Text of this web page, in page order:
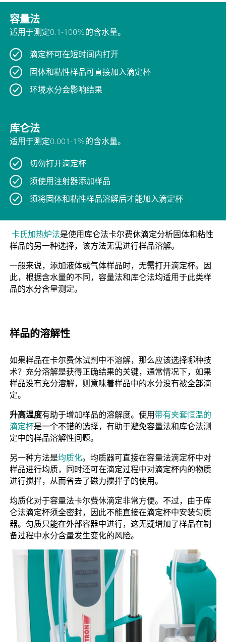
容量法
适用于测定0.1-100%的含水量。
滴定杯可在短时间内打开
固体和粘性样品可直接加入滴定杯
环境水分会影响结果
库仑法
适用于测定0.001-1%的含水量。
切勿打开滴定杯
须使用注射器添加样品
须将固体和粘性样品溶解后才能加入滴定杯
卡氏加热炉法是使用库仑法卡尔费休滴定分析固体和粘性
样品的另一种选择，该方法无需进行样品溶解。
一般来说，添加液体或气体样品时，无需打开滴定杯。因
此，根据含水量的不同，容量法和库仑法均适用于此类样
品的水分含量测定。
样品的溶解性
如果样品在卡尔费休试剂中不溶解，那么应该选择哪种技
术？充分溶解是获得正确结果的关键，通常情况下，如果
样品没有充分溶解，则意味着样品中的水分没有被全部滴
定。
升高温度有助于增加样品的溶解度。使用带有夹套恒温的
滴定杯是一个不错的选择，有助于避免容量法和库仑法测
定中的样品溶解性问题。
另一种方法是均质化。均质器可直接在容量法滴定杯中对
样品进行均质，同时还可在滴定过程中对滴定杯内的物质
进行搅拌，从而省去了磁力搅拌子的使用。
均质化对于容量法卡尔费休滴定非常方便。不过，由于库
仑法滴定杯须全密封，因此不能直接在滴定杯中安装匀质
器。匀质只能在外部容器中进行，这无疑增加了样品在制
备过程中水分含量发生变化的风险。